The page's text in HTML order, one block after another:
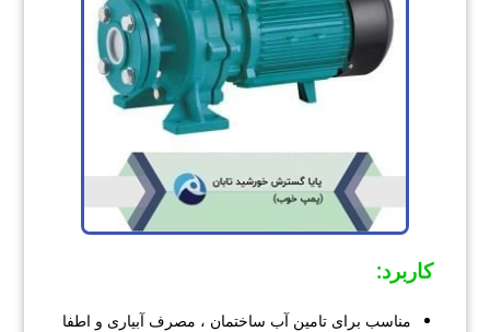
کاربرد:
مناسب برای تامین آب ساختمان ، مصرف آبیاری و اطفا